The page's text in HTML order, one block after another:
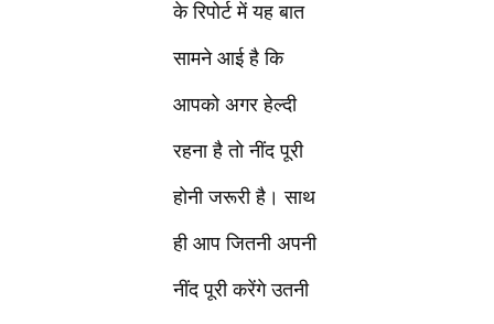
के रिपोर्ट में यह बात
सामने आई है कि
आपको अगर हेल्दी
रहना है तो नींद पूरी
होनी जरूरी है। साथ
ही आप जितनी अपनी
नींद पूरी करेंगे उतनी